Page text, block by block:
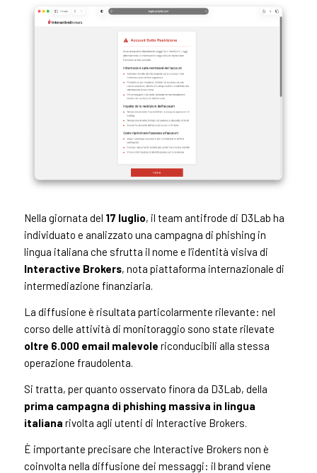
Nella giornata del 17 luglio, il team antifrode di D3Lab ha
individuato e analizzato una campagna di phishing in
lingua italiana che sfrutta il nome e l’identità visiva di
Interactive Brokers, nota piattaforma internazionale di
intermediazione finanziaria.
La diffusione è risultata particolarmente rilevante: nel
corso delle attività di monitoraggio sono state rilevate
oltre 6.000 email malevole riconducibili alla stessa
operazione fraudolenta.
Si tratta, per quanto osservato finora da D3Lab, della
prima campagna di phishing massiva in lingua
italiana rivolta agli utenti di Interactive Brokers.
È importante precisare che Interactive Brokers non è
coinvolta nella diffusione dei messaggi: il brand viene